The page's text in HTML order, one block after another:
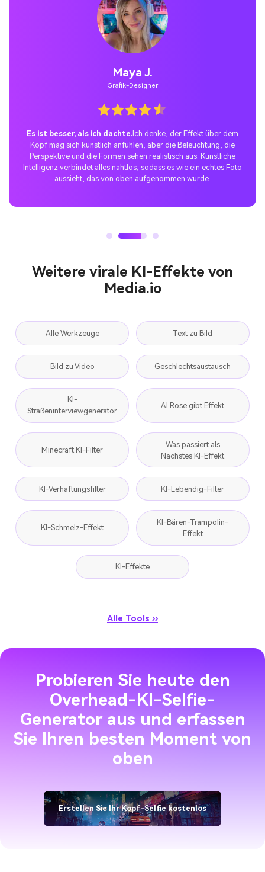
Jordan Pass.
Temporäre Benutzer
Die perfekte TikTok-Überraschung.Ich habe den Overhead-
Selfie-Trend mit Nano-Bananen-Tipps ausprobiert und auf TikTok
geteilt. Die Resonanz war atemberaubend-die Leute lieben die
stilvolle Top-Down-Atmosphäre und der Beitrag ging schnell viral.
Weitere virale KI-Effekte von
Media.io
Alle Werkzeuge Text zu Bild
Bild zu Video Geschlechtsaustausch
KI-
Straßeninterviewgenerator
AI Rose gibt Effekt
Minecraft KI-Filter
Was passiert als
Nächstes KI-Effekt
KI-Verhaftungsfilter KI-Lebendig-Filter
KI-Schmelz-Effekt
KI-Bären-Trampolin-
Effekt
KI-Effekte
Alle Tools ››
Probieren Sie heute den
Overhead-KI-Selfie-
Generator aus und erfassen
Sie Ihren besten Moment von
oben
Erstellen Sie Ihr Kopf-Selfie kostenlos